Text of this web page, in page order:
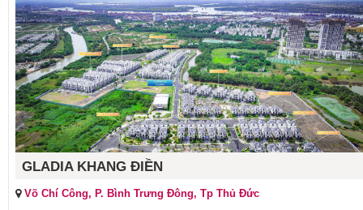
GLADIA KHANG ĐIỀN
Võ Chí Công, P. Bình Trưng Đông, Tp Thủ Đức